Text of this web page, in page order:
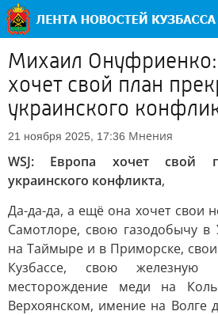
Михаил Онуфриенко:
хочет свой план
украинского
21 ноября 2025, 17:36 Мнения
WSJ: Европа хочет свой
украинского конфликта,
Да-да-да, а ещё она хочет свои
Самотлоре, свою газодобычу в
на Таймыре и в Приморске,
Кузбассе, свою
месторождение меди на
Верхоянском, имение на Волге